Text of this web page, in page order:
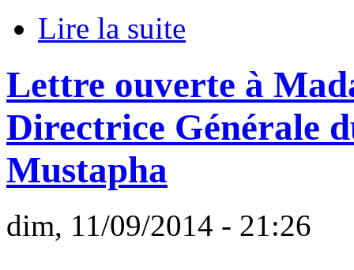
Lire la suite
Lettre ouverte à
Directrice Générale
Mustapha
dim, 11/09/2014 - 21:26